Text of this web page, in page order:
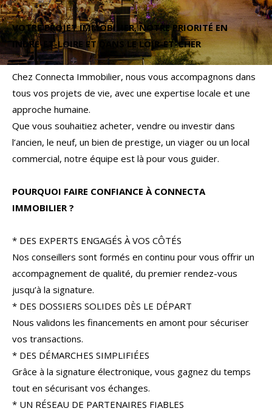
VOTRE PROJET IMMOBILIER, NOTRE PRIORITÉ EN
INDRE-ET-LOIRE ET DANS LE LOIR-ET-CHER
Chez Connecta Immobilier, nous vous accompagnons dans
tous vos projets de vie, avec une expertise locale et une
approche humaine.
Que vous souhaitiez acheter, vendre ou investir dans
l’ancien, le neuf, un bien de prestige, un viager ou un local
commercial, notre équipe est là pour vous guider.
POURQUOI FAIRE CONFIANCE À CONNECTA
IMMOBILIER ?
* DES EXPERTS ENGAGÉS À VOS CÔTÉS
Nos conseillers sont formés en continu pour vous offrir un
accompagnement de qualité, du premier rendez-vous
jusqu’à la signature.
* DES DOSSIERS SOLIDES DÈS LE DÉPART
Nous validons les financements en amont pour sécuriser
vos transactions.
* DES DÉMARCHES SIMPLIFIÉES
Grâce à la signature électronique, vous gagnez du temps
tout en sécurisant vos échanges.
* UN RÉSEAU DE PARTENAIRES FIABLES
Budget
Budget
Surface
Surface
Pièces
Pièces
Référence
AFFINER LES CRITÈRES
FILTRER PAR
COUPS DE COEUR
NOUVEAUTÉS
RECHERCHER